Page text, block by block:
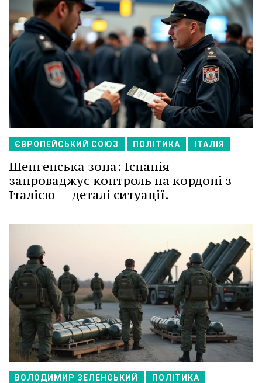
ЄВРОПЕЙСЬКИЙ СОЮЗ ПОЛІТИКА ІТАЛІЯ
Шенгенська зона: Іспанія
запроваджує контроль на кордоні з
Італією — деталі ситуації.
ВОЛОДИМИР ЗЕЛЕНСЬКИЙ ПОЛІТИКА